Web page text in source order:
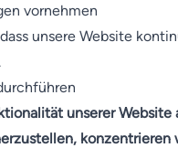
vornehmen
unsere Website
unserer Website
konzentrieren